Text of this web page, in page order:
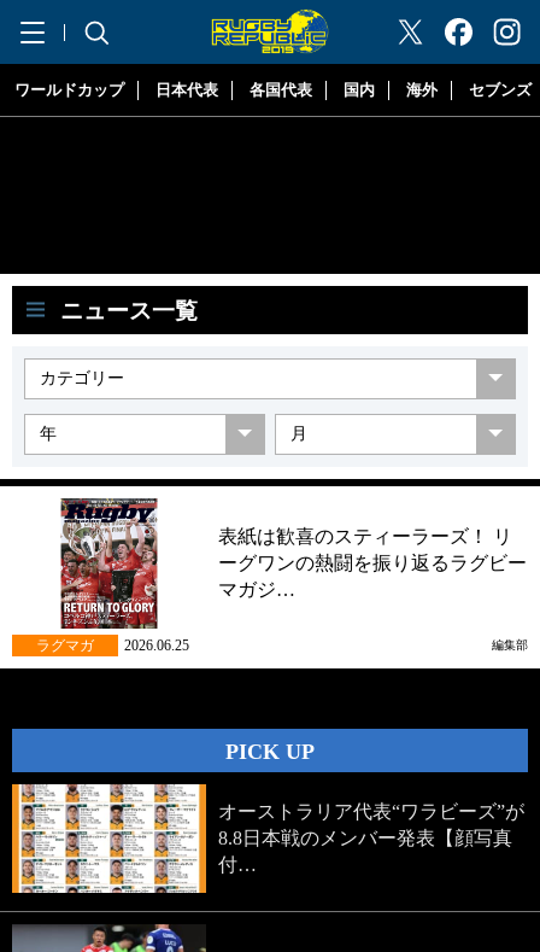
"ラグビーリパブリック"
ワールドカップ 日本代表 各国代表 国内 海外 セブンズ
ニュース一覧
表紙は歓喜のスティーラーズ！ リ
ーグワンの熱闘を振り返るラグビー
マガジ…
ラグマガ 2026.06.25 編集部
PICK UP
オーストラリア代表“ワラビーズ”が
8.8日本戦のメンバー発表【顔写真
付…